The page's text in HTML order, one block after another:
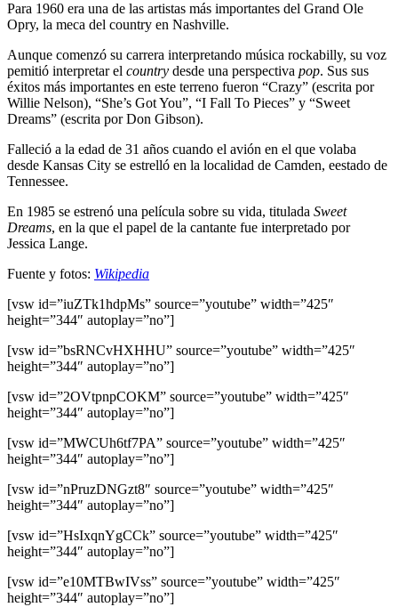
Para 1960 era una de las artistas más importantes del Grand Ole
Opry, la meca del country en Nashville.
Aunque comenzó su carrera interpretando música rockabilly, su voz
pemitió interpretar el country desde una perspectiva pop. Sus sus
éxitos más importantes en este terreno fueron “Crazy” (escrita por
Willie Nelson), “She’s Got You”, “I Fall To Pieces” y “Sweet
Dreams” (escrita por Don Gibson).
Falleció a la edad de 31 años cuando el avión en el que volaba
desde Kansas City se estrelló en la localidad de Camden, eestado de
Tennessee.
En 1985 se estrenó una película sobre su vida, titulada Sweet
Dreams, en la que el papel de la cantante fue interpretado por
Jessica Lange.
Fuente y fotos: Wikipedia
[vsw id=”iuZTk1hdpMs” source=”youtube” width=”425″
height=”344″ autoplay=”no”]
[vsw id=”bsRNCvHXHHU” source=”youtube” width=”425″
height=”344″ autoplay=”no”]
[vsw id=”2OVtpnpCOKM” source=”youtube” width=”425″
height=”344″ autoplay=”no”]
[vsw id=”MWCUh6tf7PA” source=”youtube” width=”425″
height=”344″ autoplay=”no”]
[vsw id=”nPruzDNGzt8″ source=”youtube” width=”425″
height=”344″ autoplay=”no”]
[vsw id=”HsIxqnYgCCk” source=”youtube” width=”425″
height=”344″ autoplay=”no”]
[vsw id=”e10MTBwIVss” source=”youtube” width=”425″
height=”344″ autoplay=”no”]